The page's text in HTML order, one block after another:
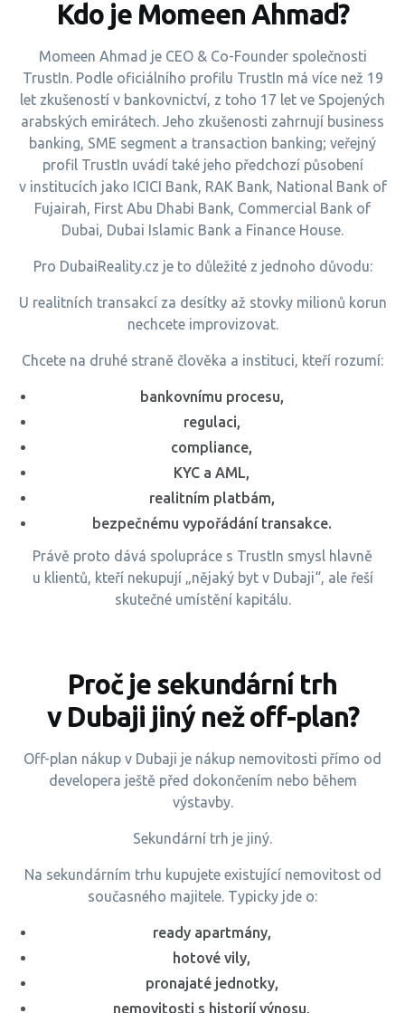
Kdo je Momeen Ahmad?
Momeen Ahmad je CEO & Co-Founder společnosti
TrustIn. Podle oficiálního profilu TrustIn má více než 19
let zkušeností v bankovnictví, z toho 17 let ve Spojených
arabských emirátech. Jeho zkušenosti zahrnují business
banking, SME segment a transaction banking; veřejný
profil TrustIn uvádí také jeho předchozí působení
v institucích jako ICICI Bank, RAK Bank, National Bank of
Fujairah, First Abu Dhabi Bank, Commercial Bank of
Dubai, Dubai Islamic Bank a Finance House.
Pro DubaiReality.cz je to důležité z jednoho důvodu:
U realitních transakcí za desítky až stovky milionů korun
nechcete improvizovat.
Chcete na druhé straně člověka a instituci, kteří rozumí:
bankovnímu procesu,
regulaci,
compliance,
KYC a AML,
realitním platbám,
bezpečnému vypořádání transakce.
Právě proto dává spolupráce s TrustIn smysl hlavně
u klientů, kteří nekupují „nějaký byt v Dubaji“, ale řeší
skutečné umístění kapitálu.
Proč je sekundární trh
v Dubaji jiný než off-plan?
Off-plan nákup v Dubaji je nákup nemovitosti přímo od
developera ještě před dokončením nebo během
výstavby.
Sekundární trh je jiný.
Na sekundárním trhu kupujete existující nemovitost od
současného majitele. Typicky jde o:
ready apartmány,
hotové vily,
pronajaté jednotky,
nemovitosti s historií výnosu,